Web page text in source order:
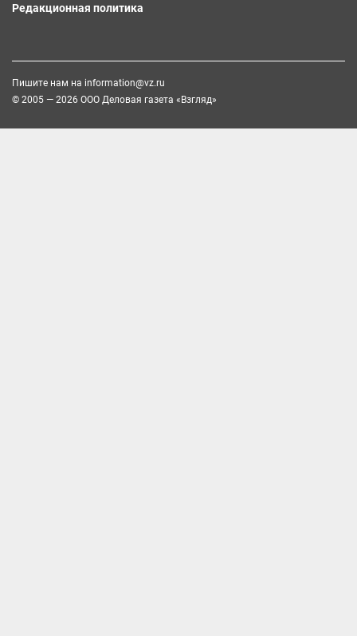
Редакционная политика
Пишите нам на information@vz.ru
© 2005 — 2026 ООО Деловая газета «Взгляд»